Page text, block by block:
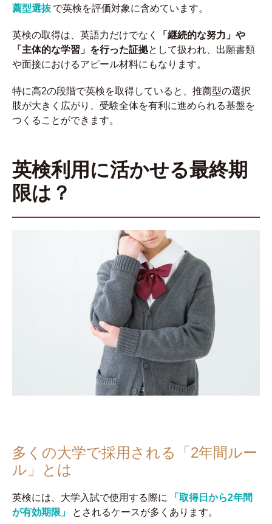
薦型選抜 で英検を評価対象に含めています。
英検の取得は、英語力だけでなく
「継続的な努力」や
「主体的な学習」を行った証拠として扱われ、出願書類
や面接におけるアピール材料にもなります。
特に高2の段階で英検を取得していると、推薦型の選択
肢が大きく広がり、受験全体を有利に進められる基盤を
つくることができます。
英検利用に活かせる最終期
限は？
多くの大学で採用される「2年間ルー
ル」とは
英検には、大学入試で使用する際に
「取得日から2年間
が有効期限」
とされるケースが多くあります。